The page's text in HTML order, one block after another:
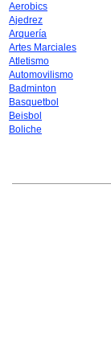
Aerobics
Ajedrez
Arquería
Artes Marciales
Atletismo
Automovilismo
Badminton
Basquetbol
Beisbol
Boliche